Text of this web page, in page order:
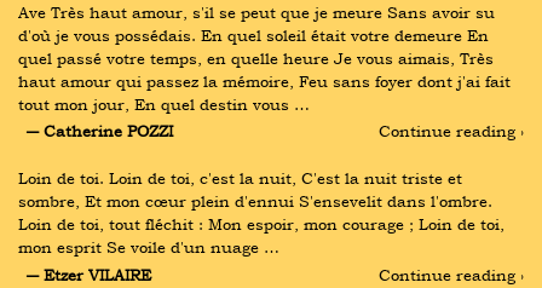
Ave Très haut amour, s'il se peut que je meure Sans avoir su
d'où je vous possédais. En quel soleil était votre demeure En
quel passé votre temps, en quelle heure Je vous aimais, Très
haut amour qui passez la mémoire, Feu sans foyer dont j'ai fait
tout mon jour, En quel destin vous …
― Catherine POZZI
Continue reading ›
Loin de toi. Loin de toi, c'est la nuit, C'est la nuit triste et
sombre, Et mon cœur plein d'ennui S'ensevelit dans l'ombre.
Loin de toi, tout fléchit : Mon espoir, mon courage ; Loin de toi,
mon esprit Se voile d'un nuage …
― Etzer VILAIRE
Continue reading ›